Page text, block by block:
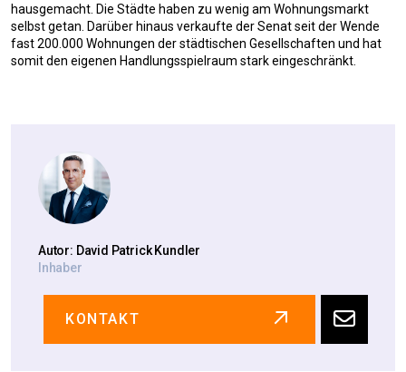
hausgemacht. Die Städte haben zu wenig am Wohnungsmarkt
selbst getan. Darüber hinaus verkaufte der Senat seit der Wende
fast 200.000 Wohnungen der städtischen Gesellschaften und hat
somit den eigenen Handlungsspielraum stark eingeschränkt.
Autor: David Patrick Kundler
Inhaber
KONTAKT